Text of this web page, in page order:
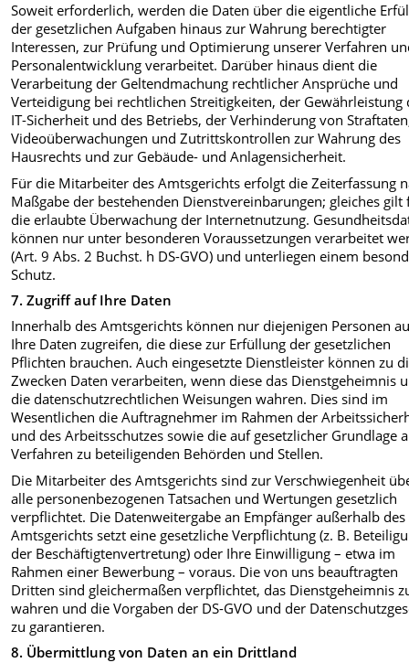
Soweit erforderlich, werden die Daten über die eigentliche
der gesetzlichen Aufgaben hinaus zur Wahrung berechtigter
Interessen, zur Prüfung und Optimierung unserer Verfahren
Personalentwicklung verarbeitet. Darüber hinaus dient die
Verarbeitung der Geltendmachung rechtlicher Ansprüche und
Verteidigung bei rechtlichen Streitigkeiten, der Gewährleistung
IT-Sicherheit und des Betriebs, der Verhinderung von
Videoüberwachungen und Zutrittskontrollen zur Wahrung des
Hausrechts und zur Gebäude- und Anlagensicherheit.
Für die Mitarbeiter des Amtsgerichts erfolgt die Zeiterfassung
Maßgabe der bestehenden Dienstvereinbarungen; gleiches gilt
die erlaubte Überwachung der Internetnutzung.
können nur unter besonderen Voraussetzungen verarbeitet
(Art. 9 Abs. 2 Buchst. h DS-GVO) und unterliegen einem
Schutz.
7. Zugriff auf Ihre Daten
Innerhalb des Amtsgerichts können nur diejenigen Personen
Ihre Daten zugreifen, die diese zur Erfüllung der gesetzlichen
Pflichten brauchen. Auch eingesetzte Dienstleister können zu
Zwecken Daten verarbeiten, wenn diese das Dienstgeheimnis
die datenschutzrechtlichen Weisungen wahren. Dies sind im
Wesentlichen die Auftragnehmer im Rahmen der
und des Arbeitsschutzes sowie die auf gesetzlicher Grundlage
Verfahren zu beteiligenden Behörden und Stellen.
Die Mitarbeiter des Amtsgerichts sind zur Verschwiegenheit
alle personenbezogenen Tatsachen und Wertungen gesetzlich
verpflichtet. Die Datenweitergabe an Empfänger außerhalb des
Amtsgerichts setzt eine gesetzliche Verpflichtung (z. B.
der Beschäftigtenvertretung) oder Ihre Einwilligung – etwa im
Rahmen einer Bewerbung – voraus. Die von uns beauftragten
Dritten sind gleichermaßen verpflichtet, das Dienstgeheimnis
wahren und die Vorgaben der DS-GVO und der
zu garantieren.
8. Übermittlung von Daten an ein Drittland